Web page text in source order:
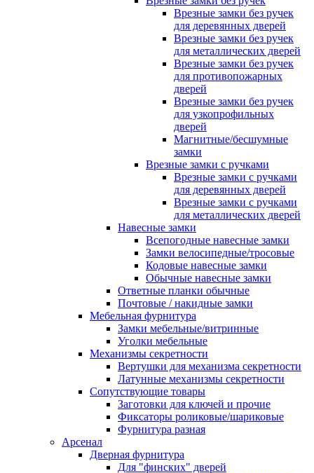
Врезные замки без ручек
для деревянных дверей
Врезные замки без ручек
для металлических дверей
Врезные замки без ручек
для противопожарных
дверей
Врезные замки без ручек
для узкопрофильных
дверей
Магнитные/бесшумные
замки
Врезные замки с ручками
Врезные замки с ручками
для деревянных дверей
Врезные замки с ручками
для металлических дверей
Навесные замки
Всепогодные навесные замки
Замки велосипедные/тросовые
Кодовые навесные замки
Обычные навесные замки
Ответные планки обычные
Почтовые / накидные замки
Мебельная фурнитура
Замки мебельные/витринные
Уголки мебельные
Механизмы секретности
Вертушки для механизма секретности
Латунные механизмы секретности
Сопутствующие товары
Заготовки для ключей и прочие
Фиксаторы роликовые/шариковые
Фурнитура разная
Арсенал
Дверная фурнитура
Для "финских" дверей